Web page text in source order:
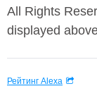
All Rights
displayed
Рейтинг Alexa